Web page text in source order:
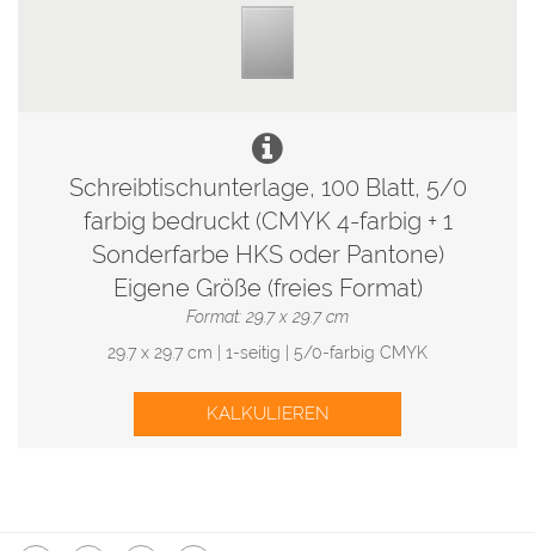
Schreibtischunterlage, 100 Blatt, 5/0
farbig bedruckt (CMYK 4-farbig + 1
Sonderfarbe HKS oder Pantone)
Eigene Größe (freies Format)
Format: 29.7 x 29.7 cm
29.7 x 29.7 cm | 1-seitig | 5/0-farbig CMYK
KALKULIEREN